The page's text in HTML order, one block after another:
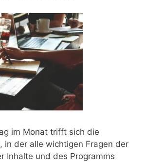
im Monat trifft sich die
in der alle wichtigen Fragen der
Inhalte und des Programms